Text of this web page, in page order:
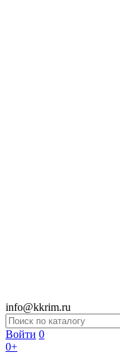
info@kkrim.ru
Войти 0
0+